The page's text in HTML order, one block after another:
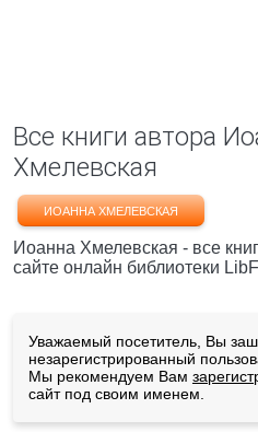
Все книги автора
Хмелевская
ИОАННА ХМЕЛЕВСКАЯ
Иоанна Хмелевская - все
сайте онлайн библиотеки
Уважаемый посетитель, Вы
незарегистрированный
Мы рекомендуем Вам
сайт под своим именем.